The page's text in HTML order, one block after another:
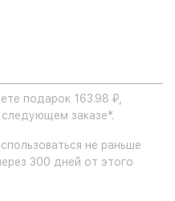
подарок 163.98 ₽,
заказе*.
не раньше
300 дней от этого